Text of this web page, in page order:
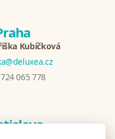
Kubíčková
065 778